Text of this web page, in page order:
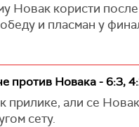
Новак користи
и пласман у
против Новака - 6:3,
прилике, али се
сету.